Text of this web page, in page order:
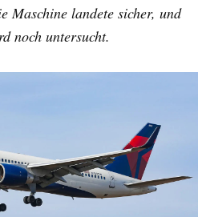
Maschine landete sicher, und
noch untersucht.